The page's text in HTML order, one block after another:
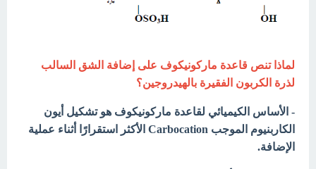
لماذا تنص قاعدة ماركونيكوف على إضافة الشق السالب
لذرة الكربون الفقيرة بالهيدروجين؟
- الأساس الكيميائي لقاعدة ماركونيكوف هو تشكيل أيون
الكاربنيوم الموجب Carbocation الأكثر استقرارًا أثناء عملية
الإضافة.